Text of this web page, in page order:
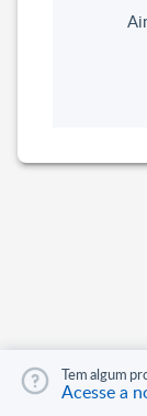
Tem algum
Acesse a